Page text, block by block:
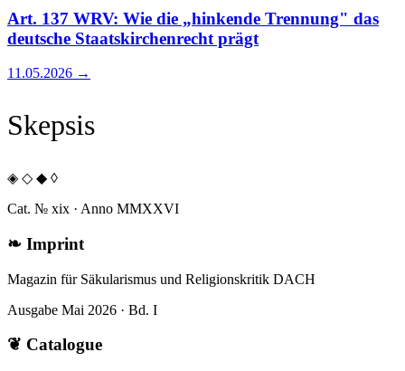
Art. 137 WRV: Wie die „hinkende Trennung" das
deutsche Staatskirchenrecht prägt
11.05.2026 →
Skepsis
◈ ◇ ◆ ◊
Cat. № xix · Anno MMXXVI
❧ Imprint
Magazin für Säkularismus und Religionskritik DACH
Ausgabe Mai 2026 · Bd. I
❦ Catalogue